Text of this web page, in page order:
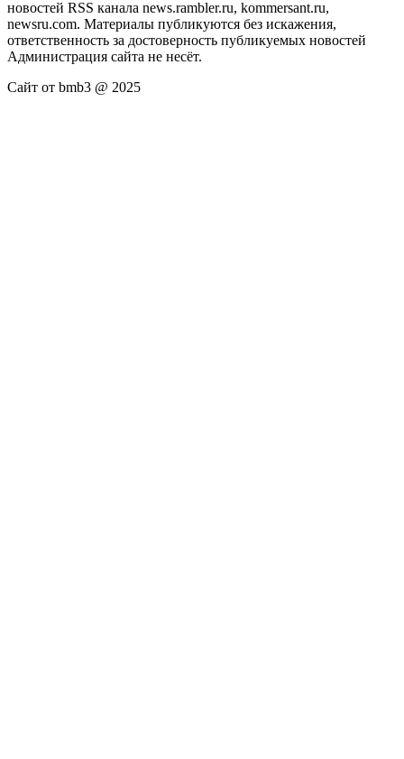
новостей RSS канала news.rambler.ru, kommersant.ru,
newsru.com. Материалы публикуются без искажения,
ответственность за достоверность публикуемых новостей
Администрация сайта не несёт.
Сайт от bmb3 @ 2025